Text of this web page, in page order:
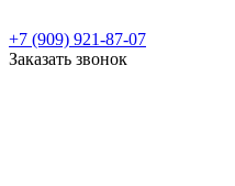
+7 (909) 921-87-07
Заказать звонок